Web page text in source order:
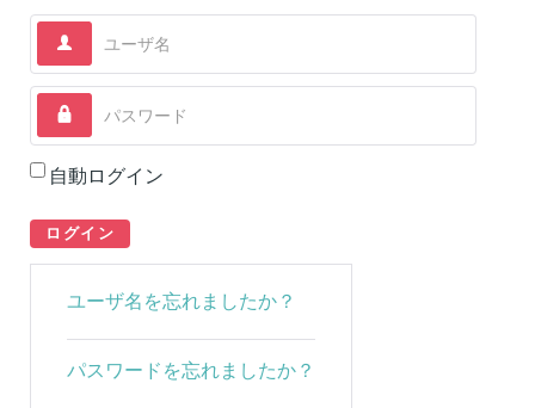
ユーザ名
パスワード
自動ログイン
ログイン
ユーザ名を忘れましたか？
パスワードを忘れましたか？